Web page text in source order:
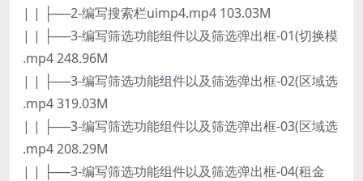
| | ├──2-编写搜索栏uimp4.mp4 103.03M
| | ├──3-编写筛选功能组件以及筛选弹出框-01(切换模
.mp4 248.96M
| | ├──3-编写筛选功能组件以及筛选弹出框-02(区域选
.mp4 319.03M
| | ├──3-编写筛选功能组件以及筛选弹出框-03(区域选
.mp4 208.29M
| | ├──3-编写筛选功能组件以及筛选弹出框-04(租金